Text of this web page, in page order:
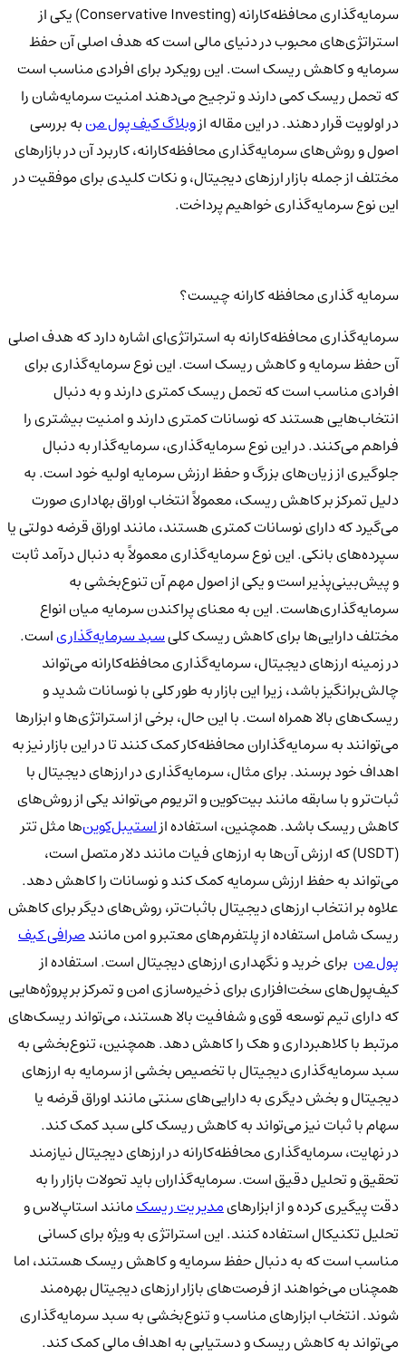
سرمایه‌گذاری محافظه‌کارانه (Conservative Investing) یکی از
استراتژی‌های محبوب در دنیای مالی است که هدف اصلی آن حفظ
سرمایه و کاهش ریسک است. این رویکرد برای افرادی مناسب است
که تحمل ریسک کمی دارند و ترجیح می‌دهند امنیت سرمایه‌شان را
در اولویت قرار دهند. در این مقاله ازوبلاگ کیف پول منبه بررسی
اصول و روش‌های سرمایه‌گذاری محافظه‌کارانه، کاربرد آن در بازارهای
مختلف از جمله بازار ارزهای دیجیتال، و نکات کلیدی برای موفقیت در
این نوع سرمایه‌گذاری خواهیم پرداخت.
سرمایه گذاری محافظه کارانه چیست؟
سرمایه‌گذاری محافظه‌کارانه به استراتژی‌ای اشاره دارد که هدف اصلی
آن حفظ سرمایه و کاهش ریسک است. این نوع سرمایه‌گذاری برای
افرادی مناسب است که تحمل ریسک کمتری دارند و به دنبال
انتخاب‌هایی هستند که نوسانات کمتری دارند و امنیت بیشتری را
فراهم می‌کنند. در این نوع سرمایه‌گذاری، سرمایه‌گذار به دنبال
جلوگیری از زیان‌های بزرگ و حفظ ارزش سرمایه اولیه خود است. به
دلیل تمرکز بر کاهش ریسک، معمولاً انتخاب اوراق بهاداری صورت
می‌گیرد که دارای نوسانات کمتری هستند، مانند اوراق قرضه دولتی یا
سپرده‌های بانکی. این نوع سرمایه‌گذاری معمولاً به دنبال درآمد ثابت
و پیش‌بینی‌پذیر است و یکی از اصول مهم آن تنوع‌بخشی به
سرمایه‌گذاری‌هاست. این به معنای پراکندن سرمایه میان انواع
مختلف دارایی‌ها برای کاهش ریسک کلیسبد سرمایه‌گذاریاست.
در زمینه ارزهای دیجیتال، سرمایه‌گذاری محافظه‌کارانه می‌تواند
چالش‌برانگیز باشد، زیرا این بازار به طور کلی با نوسانات شدید و
ریسک‌های بالا همراه است. با این حال، برخی از استراتژی‌ها و ابزارها
می‌توانند به سرمایه‌گذاران محافظه‌کار کمک کنند تا در این بازار نیز به
اهداف خود برسند. برای مثال، سرمایه‌گذاری در ارزهای دیجیتال با
ثبات‌تر و با سابقه مانند بیت‌کوین و اتریوم می‌تواند یکی از روش‌های
کاهش ریسک باشد. همچنین، استفاده ازاستیبل‌کوین‌ها مثل تتر
(USDT) که ارزش آن‌ها به ارزهای فیات مانند دلار متصل است،
می‌تواند به حفظ ارزش سرمایه کمک کند و نوسانات را کاهش دهد.
علاوه بر انتخاب ارزهای دیجیتال باثبات‌تر، روش‌های دیگر برای کاهش
ریسک شامل استفاده از پلتفرم‌های معتبر و امن مانندصرافی کیف
پول منبرای خرید و نگهداری ارزهای دیجیتال است. استفاده از
کیف‌پول‌های سخت‌افزاری برای ذخیره‌سازی امن و تمرکز بر پروژه‌هایی
که دارای تیم توسعه قوی و شفافیت بالا هستند، می‌تواند ریسک‌های
مرتبط با کلاهبرداری و هک را کاهش دهد. همچنین، تنوع‌بخشی به
سبد سرمایه‌گذاری دیجیتال با تخصیص بخشی از سرمایه به ارزهای
دیجیتال و بخش دیگری به دارایی‌های سنتی مانند اوراق قرضه یا
سهام با ثبات نیز می‌تواند به کاهش ریسک کلی سبد کمک کند.
در نهایت، سرمایه‌گذاری محافظه‌کارانه در ارزهای دیجیتال نیازمند
تحقیق و تحلیل دقیق است. سرمایه‌گذاران باید تحولات بازار را به
دقت پیگیری کرده و از ابزارهایمدیریت ریسکمانند استاپ‌لاس و
تحلیل تکنیکال استفاده کنند. این استراتژی به ویژه برای کسانی
مناسب است که به دنبال حفظ سرمایه و کاهش ریسک هستند، اما
همچنان می‌خواهند از فرصت‌های بازار ارزهای دیجیتال بهره‌مند
شوند. انتخاب ابزارهای مناسب و تنوع‌بخشی به سبد سرمایه‌گذاری
می‌تواند به کاهش ریسک و دستیابی به اهداف مالی کمک کند.